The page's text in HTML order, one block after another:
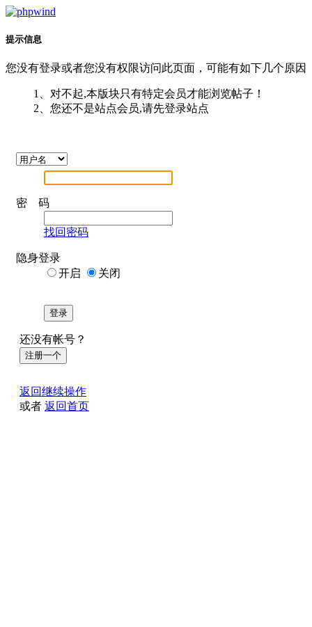
提示信息
您没有登录或者您没有权限访问此页面，可能有如下几个原因
1、对不起,本版块只有特定会员才能浏览帖子！
2、您还不是站点会员,请先登录站点
密 码
找回密码
隐身登录
开启
关闭
登录
还没有帐号？
注册一个
返回继续操作
或者 返回首页